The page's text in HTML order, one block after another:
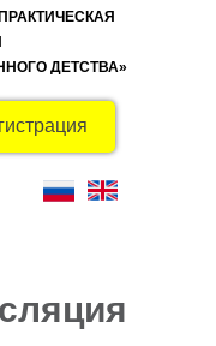
ДЕТСТВА»